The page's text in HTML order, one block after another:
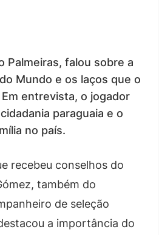
Palmeiras, falou sobre a
Mundo e os laços que o
entrevista, o jogador
paraguaia e o
no país.
recebeu conselhos do
também do
de seleção
a importância do